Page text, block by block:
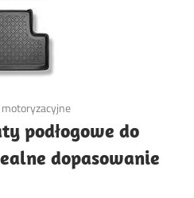
podłogowe do
dopasowanie